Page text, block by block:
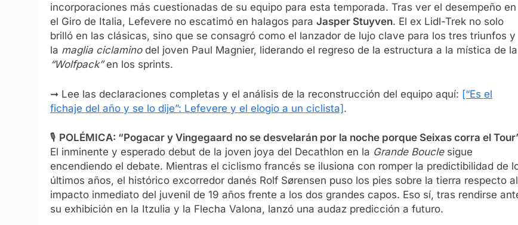
incorporaciones más cuestionadas de su equipo para esta temporada. Tras ver el desempeño en
el Giro de Italia, Lefevere no escatimó en halagos para Jasper Stuyven. El ex Lidl-Trek no solo
brilló en las clásicas, sino que se consagró como el lanzador de lujo clave para los tres triunfos y
la maglia ciclaminodel joven Paul Magnier, liderando el regreso de la estructura a la mística de la
“Wolfpack”en los sprints.
➞ Lee las declaraciones completas y el análisis de la reconstrucción del equipo aquí: [“Es el
fichaje del año y se lo dije”: Lefevere y el elogio a un ciclista].
🎙️ POLÉMICA: “Pogacar y Vingegaard no se desvelarán por la noche porque Seixas corra el
El inminente y esperado debut de la joven joya del Decathlon en la Grande Bouclesigue
encendiendo el debate. Mientras el ciclismo francés se ilusiona con romper la predictibilidad de
últimos años, el histórico excorredor danés Rolf Sørensen puso los pies sobre la tierra respecto al
impacto inmediato del juvenil de 19 años frente a los dos grandes capos. Eso sí, tras rendirse
su exhibición en la Itzulia y la Flecha Valona, lanzó una audaz predicción a futuro.